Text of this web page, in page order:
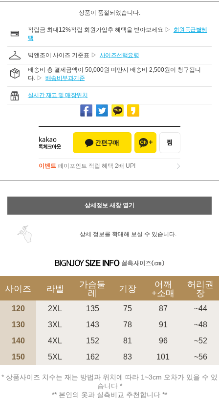
상품이 품절되었습니다.
적립금 최대12%적립 회원가입후 혜택을 받아보세요 ▷
회원등급별혜
택
빅앤조이 사이즈 기준표 ▷ 사이즈선택요령
배송비 총 결제금액이 50,000원 미만시 배송비 2,500원이 청구됩니
다. ▷ 배송비부과기준
실시간 재고 및 매장위치
이벤트 페이포인트 적립 혜택 2배 UP!
이벤트페이포인트 적립 혜택 2배 UP!
상세정보 새창 열기
상세 정보를 확대해 보실 수 있습니다.
사이즈 라벨
가슴둘
레
기장
어깨
+소매
허리권
장
120 2XL 135 75 87
~44
130
3XL 143 78 91
~48
140
4XL 152 81 96
~52
150
5XL 162 83 101 ~56
* 상품사이즈 치수는 재는 방법과 위치에 따라 1~3cm 오차가 있을 수 있
습니다 *
** 본인의 옷과 실측비교 추천합니다 **